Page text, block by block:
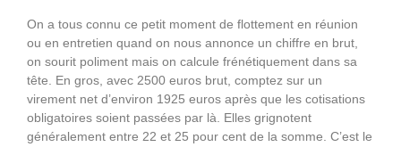
On a tous connu ce petit moment de flottement en réunion
ou en entretien quand on nous annonce un chiffre en brut,
on sourit poliment mais on calcule frénétiquement dans sa
tête. En gros, avec 2500 euros brut, comptez sur un
virement net d’environ 1925 euros après que les cotisations
obligatoires soient passées par là. Elles grignotent
généralement entre 22 et 25 pour cent de la somme. C’est le